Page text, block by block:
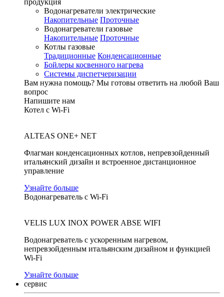
продукция
Водонагреватели электрические
Накопительные Проточные
Водонагреватели газовые
Накопительные Проточные
Котлы газовые
Традиционные Конденсационные
Бойлеры косвенного нагрева
Системы диспетчеризации
Вам нужна помощь? Мы готовы ответить на любой Ваш
вопрос
Напишите нам
Котел с Wi-Fi
ALTEAS ONE+ NET
Флагман конденсационных котлов, непревзойденный
итальянский дизайн и встроенное дистанционное
управление
Узнайте больше
Водонагреватель с Wi-Fi
VELIS LUX INOX POWER ABSE WIFI
Водонагреватель с ускоренным нагревом,
непревзойденным итальянским дизайном и функцией
Wi-Fi
Узнайте больше
сервис